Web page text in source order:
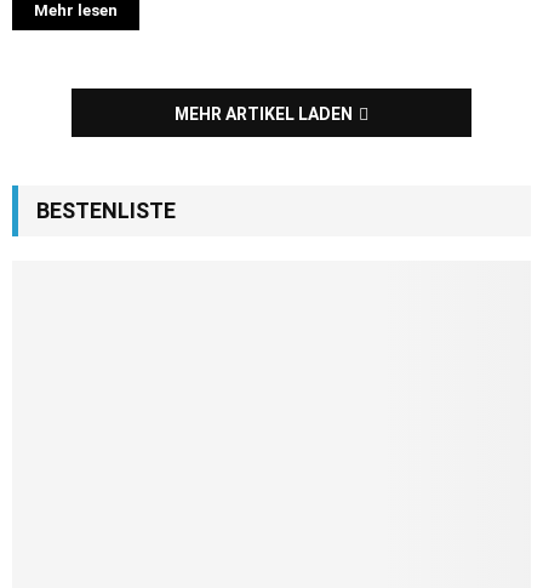
Mehr lesen
MEHR ARTIKEL LADEN
BESTENLISTE